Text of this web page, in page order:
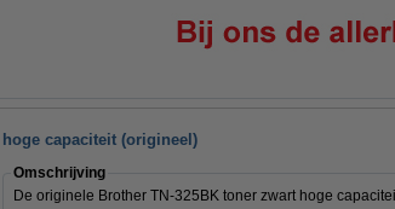
hoge capaciteit (origineel)
Omschrijving
De originele Brother TN-325BK toner zwart hoge